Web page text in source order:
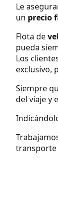
Le
un precio
Flota de
pueda
Los
exclusivo,
Siempre
del viaje y
transporte